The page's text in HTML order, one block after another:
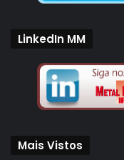
LinkedIn MM
Mais Vistos